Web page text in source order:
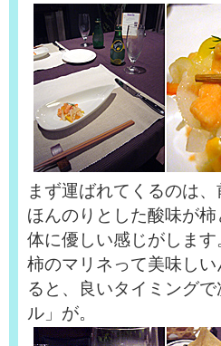
まず運ばれてくるのは
ほんのりとした酸味が
体に優しい感じがします
柿のマリネって美味し
ると、良いタイミング
ル」が。